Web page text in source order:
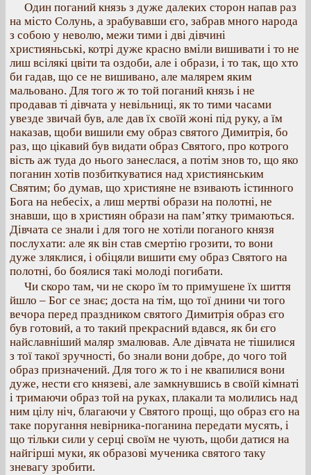
Один поганий князь з дуже далеких сторон напав раз
на місто Солунь, а зрабувавши єго, забрав много народа
з собою у неволю, межи тими і дві дівчині
християньські, котрі дуже красно вміли вишивати і то не
лиш всілякі цвіти та оздоби, але і образи, і то так, що хто
би гадав, що се не вишивано, але малярем яким
мальовано. Для того ж то той поганий князь і не
продавав ті дівчата у невільниці, як то тими часами
увезде звичай був, але дав їх своїй жоні під руку, а їм
наказав, щоби вишили єму образ святого Димитрія, бо
раз, що цікавий був видати образ Святого, про котрого
вість аж туда до нього занеслася, а потім знов то, що яко
поганин хотів позбиткуватися над християнським
Святим; бо думав, що християне не взивають істинного
Бога на небесіх, а лиш мертві образи на полотні, не
знавши, що в християн образи на пам’ятку тримаються.
Дівчата се знали і для того не хотіли поганого князя
послухати: але як він став смертію грозити, то вони
дуже зляклися, і обіцяли вишити єму образ Святого на
полотні, бо боялися такі молоді погибати.
Чи скоро там, чи не скоро їм то примушене їx шиття
йшло – Бог се знає; доста на тім, що тої днини чи того
вечора перед праздником святого Димитрія образ єго
був готовий, а то такий прекрасний вдався, як би єго
найславніший маляр змалював. Але дівчата не тішилися
з тої такої зручності, бо знали вони добре, до чого той
образ призначений. Для того ж то і не квапилися вони
дуже, нести єго князеві, але замкнувшись в своїй кімнаті
і тримаючи образ той на руках, плакали та молились над
ним цілу ніч, благаючи у Святого прощі, що образ єго на
таке поругання невірника-поганина передати мусять, і
що тільки сили у серці своїм не чують, щоби датися на
найгірші муки, як образові мученика святого таку
зневагу зробити.